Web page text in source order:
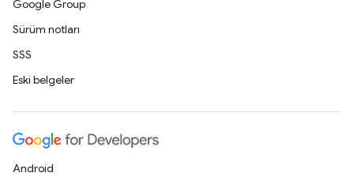
Google Group
Sürüm notları
SSS
Eski belgeler
Android